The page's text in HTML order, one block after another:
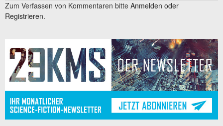
Zum Verfassen von Kommentaren bitte Anmelden oder
Registrieren.